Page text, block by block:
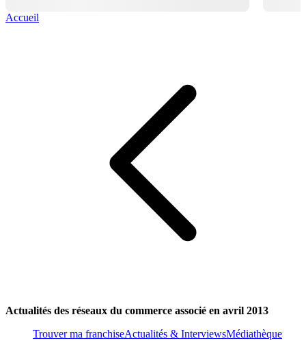
Accueil
Actualités des réseaux du commerce associé en avril 2013
Trouver ma franchiseActualités & InterviewsMédiathèque